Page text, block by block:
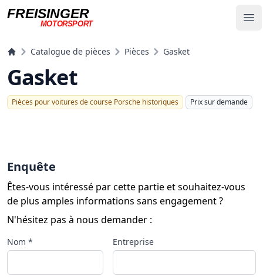
FREISINGER
MOTORSPORT
Catalogue de pièces Pièces Gasket
Gasket
Pièces pour voitures de course Porsche historiques Prix ​​sur demande
Enquête
Êtes-vous intéressé par cette partie et souhaitez-vous
de plus amples informations sans engagement ?
N'hésitez pas à nous demander :
Nom * Entreprise